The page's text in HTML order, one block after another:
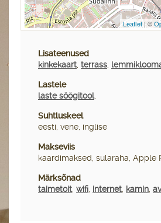
Leaflet | ©
Lisateenused
kinkekaart, terrass,
Lastele
laste söögitool,
Suhtluskeel
eesti, vene, inglise
Makseviis
kaardimaksed, sularaha, Apple
Märksõnad
taimetoit, wifi, internet, kamin,